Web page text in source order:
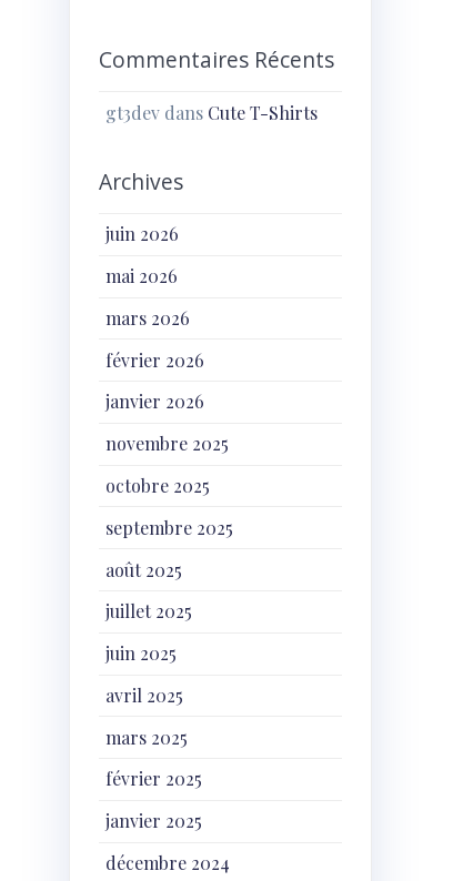
Commentaires Récents
gt3dev dans Cute T-Shirts
Archives
juin 2026
mai 2026
mars 2026
février 2026
janvier 2026
novembre 2025
octobre 2025
septembre 2025
août 2025
juillet 2025
juin 2025
avril 2025
mars 2025
février 2025
janvier 2025
décembre 2024